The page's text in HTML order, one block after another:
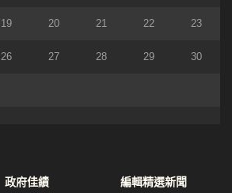
19 20 21 22 23
26 27 28 29 30
政府佳績 編輯精選新聞